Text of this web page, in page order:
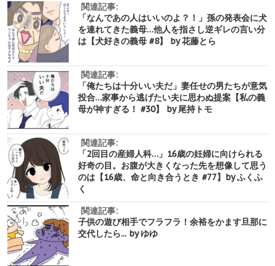
関連記事:
「なんであの人はいいのよ？！」孫の発表会に犬
を連れてきた義母…他人を指さし逆ギレの言い分
は【犬好きの義母 #8】 by 花藤とら
関連記事:
「俺たちは十分いい夫だ」妻任せの男たちが意気
投合…家事から逃げたい夫に思わぬ提案【私の義
母が神すぎる！ #30】 by 尾持トモ
関連記事:
「2回目の産婦人科…」16歳の妊婦に向けられる
好奇の目。お腹が大きくなった先を想像して思う
のは【16歳、命と向き合うとき #77】by ふくふ
く
関連記事:
子供の遊び相手でフラフラ！余裕をかます旦那に
交代したら... by ゆゆ